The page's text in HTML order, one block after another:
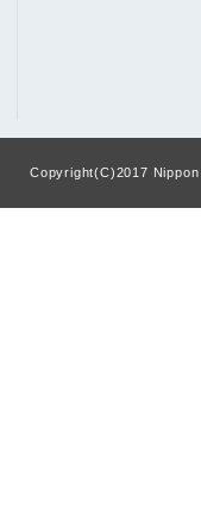
Copyright(C)2017